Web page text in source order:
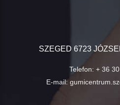
SZEGED 6723
Telefon: + 36
E-mail: